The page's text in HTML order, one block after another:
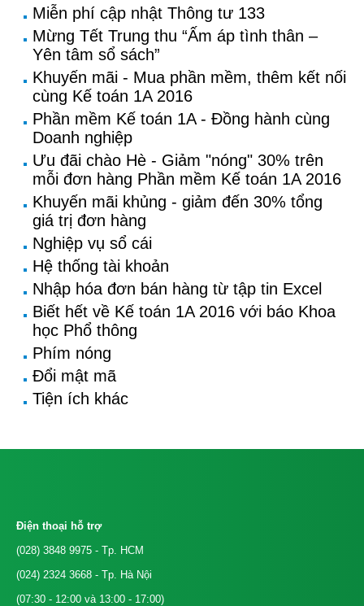
Miễn phí cập nhật Thông tư 133
Mừng Tết Trung thu “Ấm áp tình thân –
Yên tâm sổ sách”
Khuyến mãi - Mua phần mềm, thêm kết nối
cùng Kế toán 1A 2016
Phần mềm Kế toán 1A - Đồng hành cùng
Doanh nghiệp
Ưu đãi chào Hè - Giảm "nóng" 30% trên
mỗi đơn hàng Phần mềm Kế toán 1A 2016
Khuyến mãi khủng - giảm đến 30% tổng
giá trị đơn hàng
Nghiệp vụ sổ cái
Hệ thống tài khoản
Nhập hóa đơn bán hàng từ tập tin Excel
Biết hết về Kế toán 1A 2016 với báo Khoa
học Phổ thông
Phím nóng
Đổi mật mã
Tiện ích khác
Điện thoại hỗ trợ
(028) 3848 9975 - Tp. HCM
(024) 2324 3668 - Tp. Hà Nội
(07:30 - 12:00 và 13:00 - 17:00)